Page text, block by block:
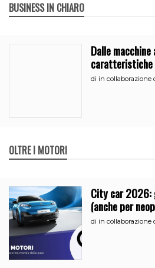
BUSINESS IN CHIARO
Dalle
caratteristiche
di in collaborazione
OLTRE I MOTORI
City car 2026:
(anche per
di in collaborazione